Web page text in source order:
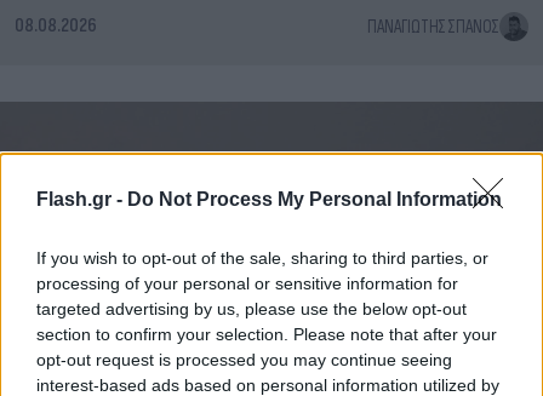
Flash.gr - Do Not Process My Personal Information
If you wish to opt-out of the sale, sharing to third parties, or
processing of your personal or sensitive information for
targeted advertising by us, please use the below opt-out
section to confirm your selection. Please note that after your
opt-out request is processed you may continue seeing
interest-based ads based on personal information utilized by
08.08.2026 ΠΑΝΑΓΙΏΤΗΣ ΣΠΑΝΌΣ